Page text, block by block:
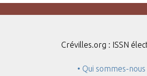
Crévilles.org : ISSN
• Qui sommes-nous